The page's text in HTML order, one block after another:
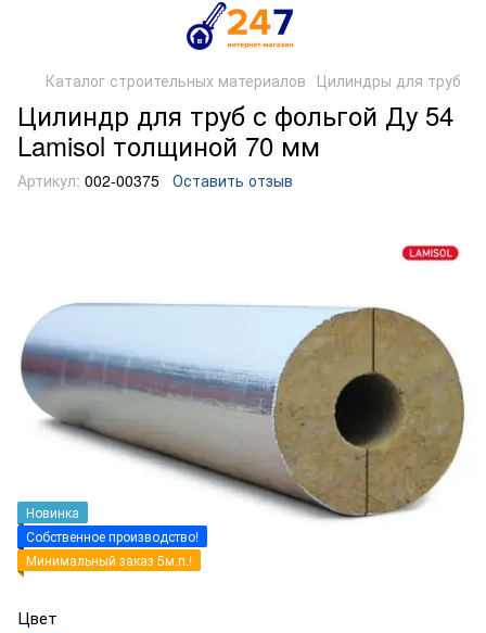
Каталог строительных материалов Цилиндры для труб
Цилиндр для труб с фольгой Ду 54
Lamisol толщиной 70 мм
Артикул: 002-00375 Оставить отзыв
Новинка
Собственное производство!
Минимальный заказ 5м.п.!
Цвет